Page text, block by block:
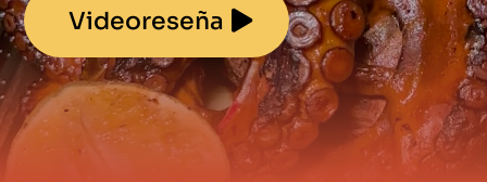
Videoreseña